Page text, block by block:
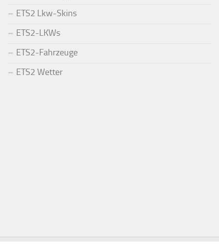
ETS2 Lkw-Skins
ETS2-LKWs
ETS2-Fahrzeuge
ETS2 Wetter